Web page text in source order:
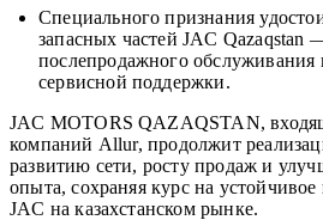
Специального признания
запасных частей JAC Qazaqstan
послепродажного обслуживания
сервисной поддержки.
JAC MOTORS QAZAQSTAN,
компаний Allur, продолжит
развитию сети, росту продаж и
опыта, сохраняя курс на устойчивое
JAC на казахстанском рынке.